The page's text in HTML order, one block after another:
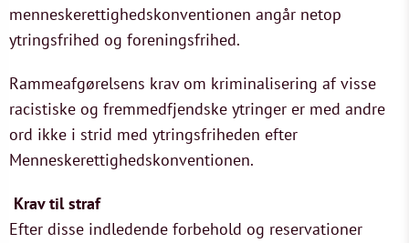
menneskerettighedskonventionen angår netop
ytringsfrihed og foreningsfrihed.
Rammeafgørelsens krav om kriminalisering af visse
racistiske og fremmedfjendske ytringer er med andre
ord ikke i strid med ytringsfriheden efter
Menneskerettighedskonventionen.
Krav til straf
Efter disse indledende forbehold og reservationer